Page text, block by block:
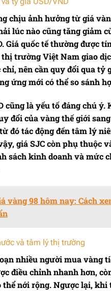
chịu ảnh hưởng từ giá
lúc nào cũng tăng giảm
Giá quốc tế thường được
thị trường Việt Nam giao
nên cần quy đổi qua tỷ
ứng mới có thể so sánh
cũng là yếu tố đáng chú ý.
đổi của vàng thế giới
đó tác động đến tâm lý
giá SJC còn phụ thuộc
sách kinh doanh và mức
vàng 98 hôm nay: Cách
và tâm lý thị trường
nhiều người mua vàng
điều chỉnh nhanh hơn,
thể nới rộng. Ngược lại,